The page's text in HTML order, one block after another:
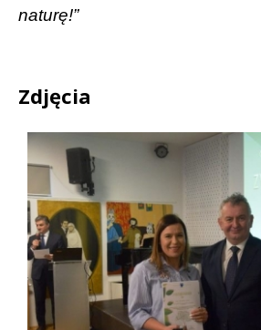
naturę!”
Zdjęcia